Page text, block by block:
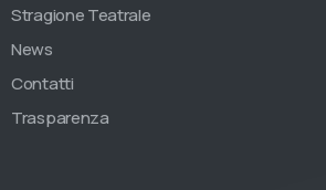
Stragione Teatrale
News
Contatti
Trasparenza